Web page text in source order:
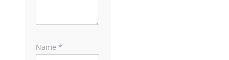
Name *